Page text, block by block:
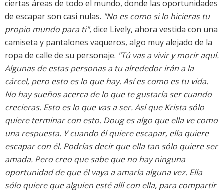
ciertas áreas de todo el mundo, donde las oportunidades
de escapar son casi nulas. "No es como si lo hicieras tu
propio mundo para ti", dice Lively, ahora vestida con una
camiseta y pantalones vaqueros, algo muy alejado de la
ropa de calle de su personaje. "Tú vas a vivir y morir aquí.
Algunas de estas personas a tu alrededor irán a la
cárcel, pero esto es lo que hay. Así es como es tu vida.
No hay sueños acerca de lo que te gustaría ser cuando
crecieras. Esto es lo que vas a ser. Así que Krista sólo
quiere terminar con esto. Doug es algo que ella ve como
una respuesta. Y cuando él quiere escapar, ella quiere
escapar con él. Podrías decir que ella tan sólo quiere ser
amada. Pero creo que sabe que no hay ninguna
oportunidad de que él vaya a amarla alguna vez. Ella
sólo quiere que alguien esté allí con ella, para compartir